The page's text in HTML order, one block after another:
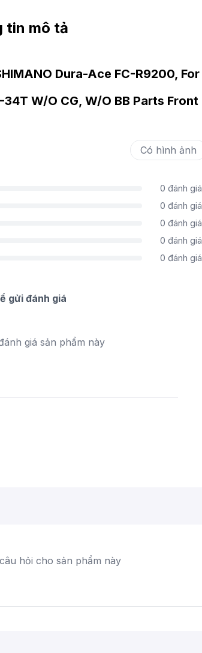
tin mô tả
Dura-Ace FC-R9200, For
W/O CG, W/O BB Parts Front
Có hình ảnh
0 đánh giá
0 đánh giá
0 đánh giá
0 đánh giá
0 đánh giá
gửi đánh giá
giá sản phẩm này
hỏi cho sản phẩm này